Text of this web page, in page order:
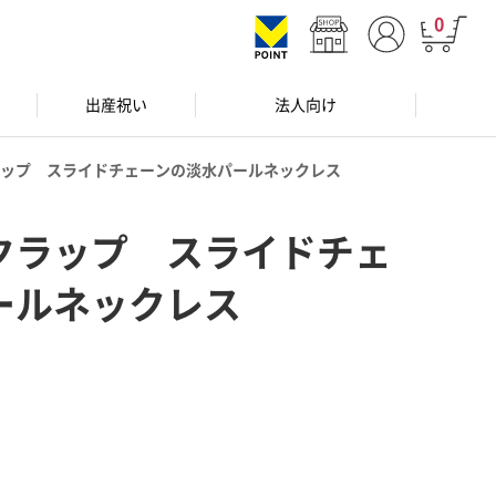
0
出産祝い 法人向け
プ スライドチェーンの淡水パールネックレス
ラップ スライドチェ
ルネックレス